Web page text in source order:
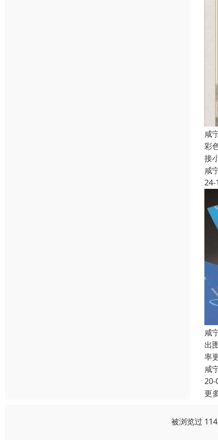
咸
彩
接
咸
24-
咸
出
率
咸
20-
更
被浏览过